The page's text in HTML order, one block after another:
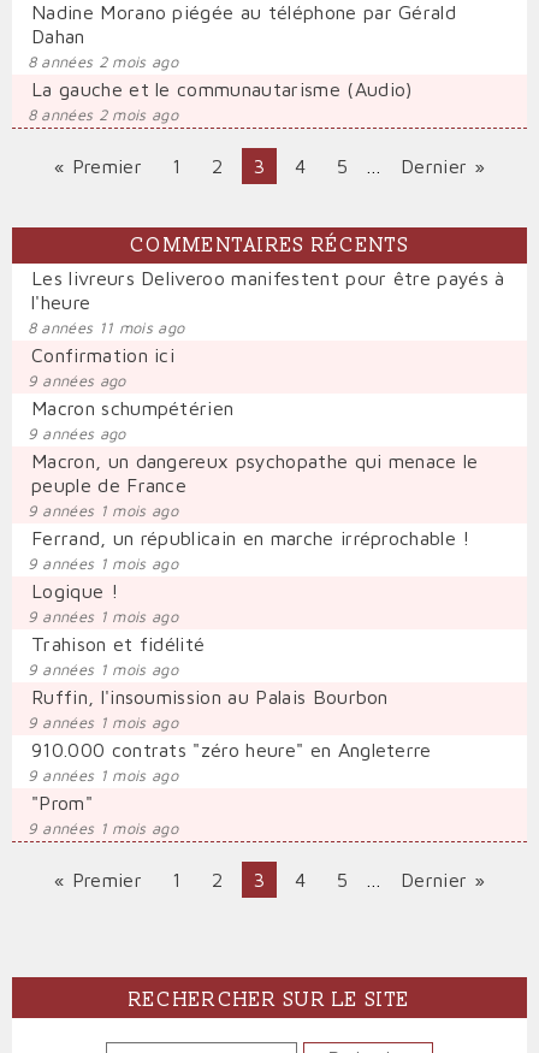
Nadine Morano piégée au téléphone par Gérald
Dahan
8 années 2 mois ago
La gauche et le communautarisme (Audio)
8 années 2 mois ago
Première
« Premier Page
1 Page
2
Page
courante
3 Page
4 Page
5
Dernière
Dernier »
COMMENTAIRES RÉCENTS
Les livreurs Deliveroo manifestent pour être payés à
l'heure
8 années 11 mois ago
Confirmation ici
9 années ago
Macron schumpétérien
9 années ago
Macron, un dangereux psychopathe qui menace le
peuple de France
9 années 1 mois ago
Ferrand, un républicain en marche irréprochable !
9 années 1 mois ago
Logique !
9 années 1 mois ago
Trahison et fidélité
9 années 1 mois ago
Ruffin, l'insoumission au Palais Bourbon
9 années 1 mois ago
910.000 contrats "zéro heure" en Angleterre
9 années 1 mois ago
"Prom"
9 années 1 mois ago
Première
« Premier Page
1 Page
2
Page
courante
3 Page
4 Page
5
Dernière
Dernier »
RECHERCHER SUR LE SITE